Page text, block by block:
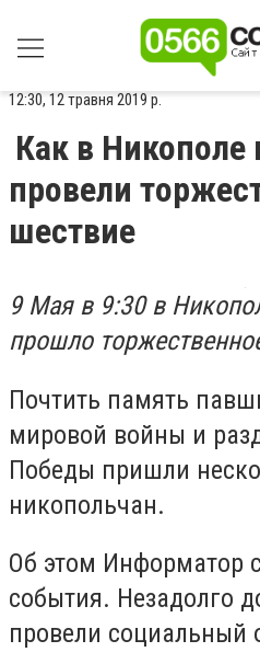
12:30, 12 травня 2019 р.
Как в
провели
шествие
9 Мая в 9:30 в
прошло
Почтить память
мировой войны и
Победы пришли
никопольчан.
Об этом Информатор
события. Незадолго
провели социальный